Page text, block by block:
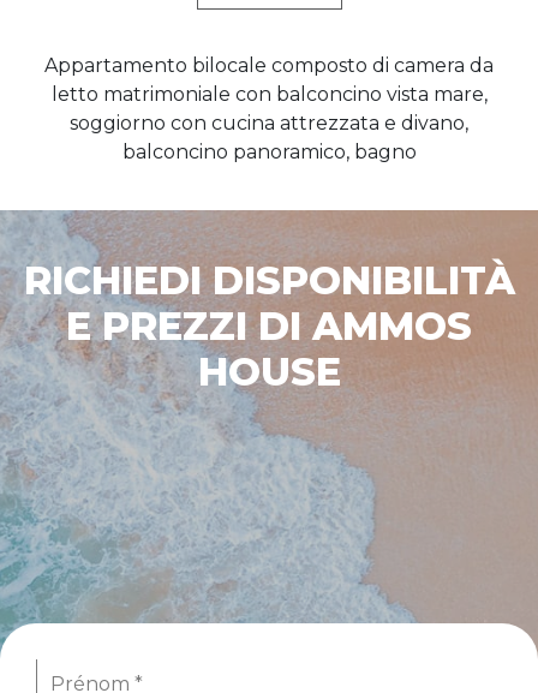
Appartamento bilocale composto di camera da
letto matrimoniale con balconcino vista mare,
soggiorno con cucina attrezzata e divano,
balconcino panoramico, bagno
RICHIEDI DISPONIBILITÀ
E PREZZI DI AMMOS
HOUSE